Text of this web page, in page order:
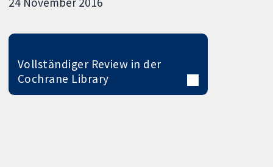
Vollständiger Review in der
Cochrane Library